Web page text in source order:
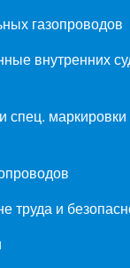
газопроводов
внутренних
спец.
труда и